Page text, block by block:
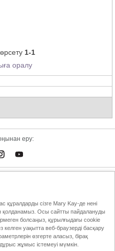
1-1
оралу
еру:
төлем
Mary Kay InTouch
Тәуелсіз Кеңесшіні табу
құралдарды сізге Mary Kay-де нені
қолданамыз. Осы сайтты пайдалануды
болсаңыз, құрылғыдағы cookie
келген уақытта веб-браузерді басқару
өзгерте аласыз, бірақ
жұмыс істемеуі мүмкін.